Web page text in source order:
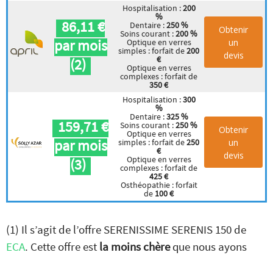
86,11 €
par mois
(2)
Hospitalisation :200
%
Dentaire :250 %
Soins courant :200 %
Optique en verres
simples : forfait de200
€
Optique en verres
complexes : forfait de
350 €
Obtenir
un
devis
159,71 €
par mois
(3)
Hospitalisation :300
%
Dentaire :325 %
Soins courant :250 %
Optique en verres
simples : forfait de250
€
Optique en verres
complexes : forfait de
425 €
Osthéopathie : forfait
de 100 €
Obtenir
un
devis
(1) Il s’agit de l’offre SERENISSIME SERENIS 150 de
ECA. Cette offre est la moins chèreque nous ayons